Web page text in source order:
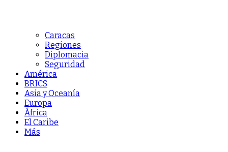
Caracas
Regiones
Diplomacia
Seguridad
América
BRICS
Asia y Oceanía
Europa
África
El Caribe
Más